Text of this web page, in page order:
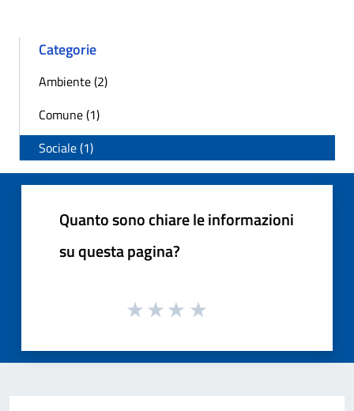
Categorie
Ambiente (2)
Comune (1)
Sociale (1)
Quanto sono chiare le informazioni
su questa pagina?